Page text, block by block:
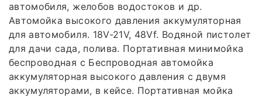
автомобиля, желобов водостоков и др.
Автомойка высокого давления аккумуляторная
для автомобиля. 18V-21V, 48Vf. Водяной пистолет
для дачи сада, полива. Портативная минимойка
беспроводная с Беспроводная автомойка
аккумуляторная высокого давления с двумя
аккумуляторами, в кейсе. Портативная мойка